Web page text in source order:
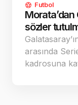
Futbol
Morata’dan
sözler
arasında
kadrosuna